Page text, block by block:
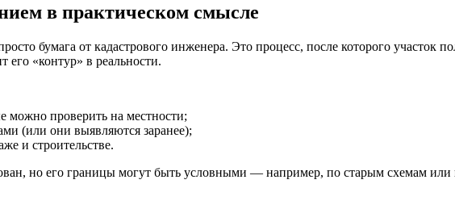
в практическом смысле
бумага от кадастрового инженера. Это процесс, после которого участок
его «контур» в реальности.
можно проверить на местности;
(или они выявляются заранее);
и строительстве.
но его границы могут быть условными — например, по старым схемам